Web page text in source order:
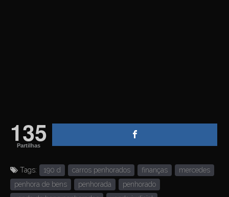
135
Partilhas
Tags: 190 d carros penhorados finanças
mercedes
penhora de bens
penhorada
penhorado